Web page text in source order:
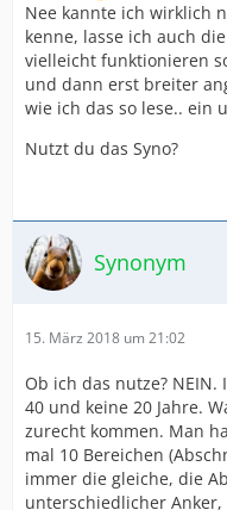
Nee kannte ich wirklich
kenne, lasse ich auch
vielleicht funktionieren
und dann erst breiter
wie ich das so lese.. ein
Nutzt du das Syno?
Synonym
15. März 2018 um 21:02
Ob ich das nutze? NEIN.
40 und keine 20 Jahre.
zurecht kommen. Man
mal 10 Bereichen
immer die gleiche, die
unterschiedlicher Anker,